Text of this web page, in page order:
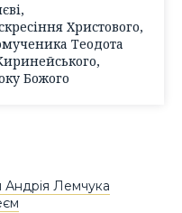
Христового,
Теодота
Божого
Андрія Лемчука